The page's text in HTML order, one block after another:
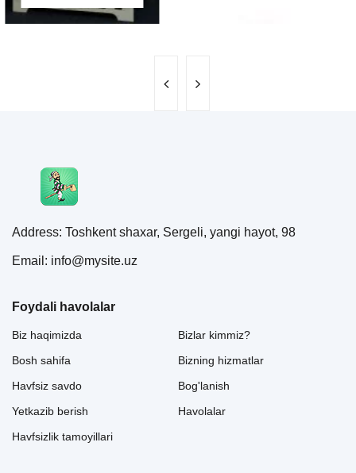
Address: Toshkent shaxar, Sergeli, yangi hayot, 98
Email: info@mysite.uz
Foydali havolalar
Biz haqimizda
Bosh sahifa
Havfsiz savdo
Yetkazib berish
Havfsizlik tamoyillari
Bizlar kimmiz?
Bizning hizmatlar
Bog'lanish
Havolalar